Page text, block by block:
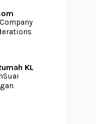
KL